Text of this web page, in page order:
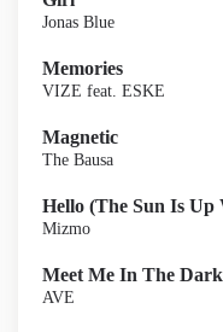
Jonas Blue
Memories
VIZE feat. ESKE
Magnetic
The Bausa
Hello (The Sun Is Up
Mizmo
Meet Me In The Dark
AVE